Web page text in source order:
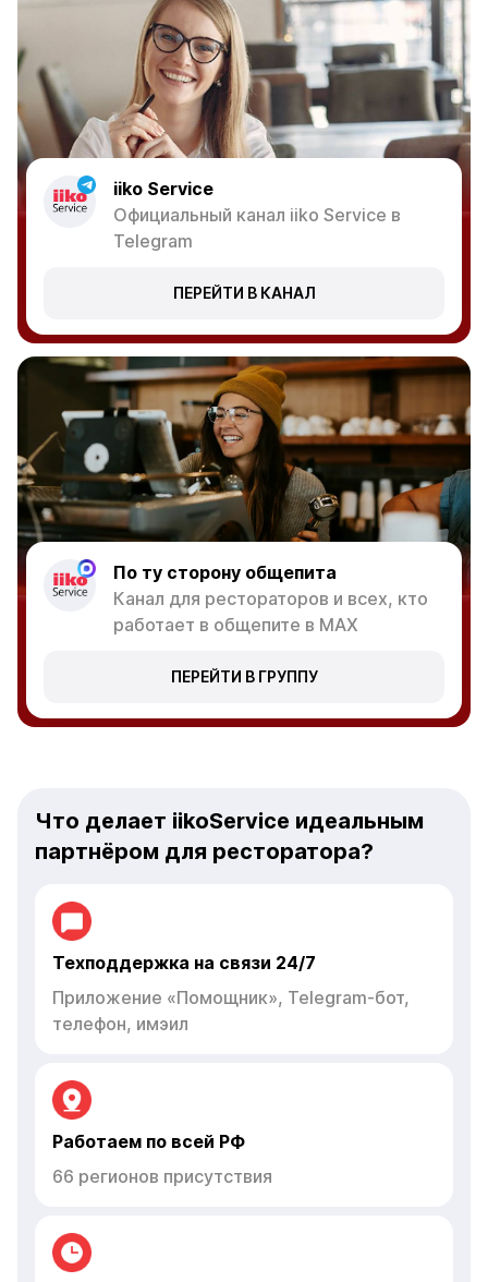
iiko Service
Официальный канал iiko Service в
Telegram
ПЕРЕЙТИ В КАНАЛ
По ту сторону общепита
Канал для рестораторов и всех, кто
работает в общепите в MAX
ПЕРЕЙТИ В ГРУППУ
Что делает iikoService идеальным
партнёром для ресторатора?
Техподдержка на связи 24/7
Приложение «Помощник», Telegram-бот,
телефон, имэил
Работаем по всей РФ
66 регионов присутствия